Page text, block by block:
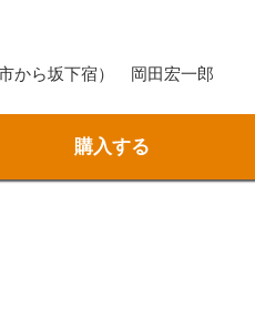
から坂下宿） 岡田宏一郎
購入する